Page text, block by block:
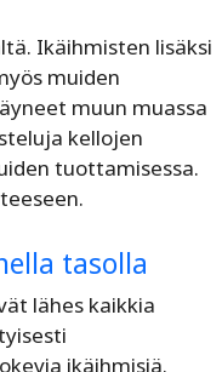
Ikäihmisten lisäksi
muiden
muun muassa
kellojen
tuottamisessa.
tasolla
lähes kaikkia
ikäihmisiä.